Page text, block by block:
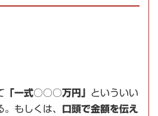
「一式○○○万円」 といういい
もしくは、
口頭で金額を伝え